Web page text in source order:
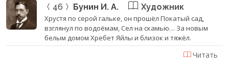
46 Бунин И. А. Художник
Хрустя по серой гальке, он прошёл Покатый сад,
взглянул по водоёмам, Сел на скамью… За новым
белым домом Хребет Яйлы и близок и тяжёл.
Читать